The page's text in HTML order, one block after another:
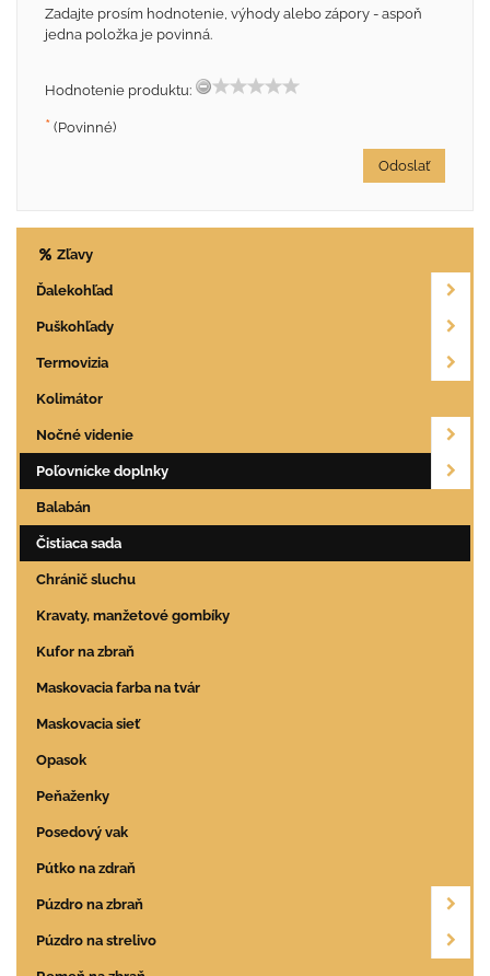
Zadajte prosím hodnotenie, výhody alebo zápory - aspoň
jedna položka je povinná.
Hodnotenie produktu:
* (Povinné)
Odoslať
Zľavy
Ďalekohľad
Puškohľady
Termovizia
Kolimátor
Nočné videnie
Poľovnícke doplnky
Balabán
Čistiaca sada
Chránič sluchu
Kravaty, manžetové gombíky
Kufor na zbraň
Maskovacia farba na tvár
Maskovacia sieť
Opasok
Peňaženky
Posedový vak
Pútko na zdraň
Púzdro na zbraň
Púzdro na strelivo